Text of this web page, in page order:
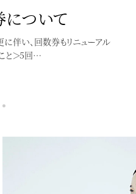
について
に伴い、回数券もリニューアル
と＞5回…